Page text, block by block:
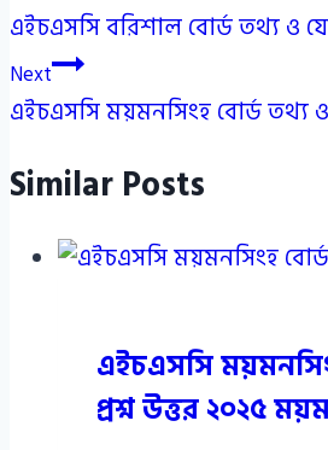
navigation
এইচএসসি বরিশাল বোর্ড তথ্য ও
Next
এইচএসসি ময়মনসিংহ বোর্ড তথ্য
Similar Posts
এইচএসসি
প্রশ্ন উত্তর ২০২৫